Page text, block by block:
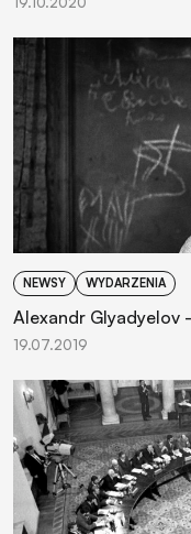
NEWSY WYDARZENIA
Alexandr Glyadyelov
19.07.2019